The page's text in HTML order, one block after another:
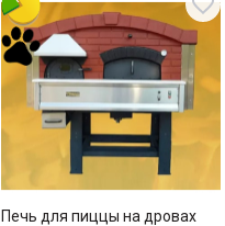
Печь для пиццы на дровах